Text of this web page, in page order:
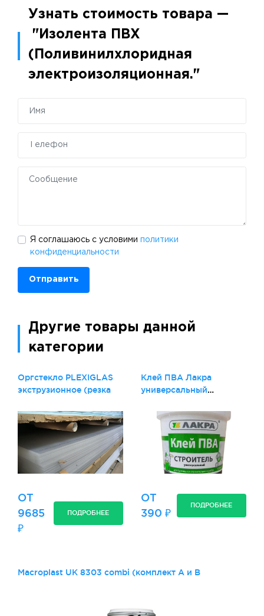
Узнать стоимость товара —
"Изолента ПВХ
(Поливинилхлоридная
электроизоляционная."
Я соглашаюсь с условими политики
конфиденциальности
Отправить
Другие товары данной
категории
Оргстекло PLEXIGLAS
экструзионное (резка
ОТ
9685
₽
ПОДРОБНЕЕ
Клей ПВА Лакра
универсальный
ОТ
390 ₽
ПОДРОБНЕЕ
Macroplast UK 8303 combi (комплект А и В